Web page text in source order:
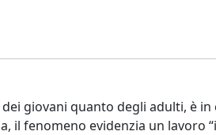
giovani quanto degli adulti, è
il fenomeno evidenzia un lavoro